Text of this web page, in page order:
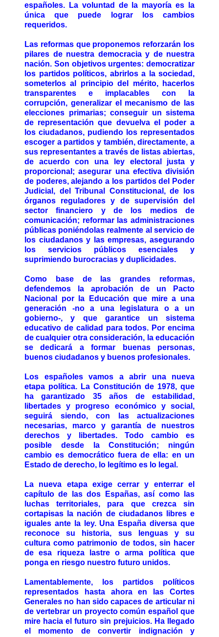
españoles. La voluntad de la mayoría es la
única que puede lograr los cambios
requeridos.
Las reformas que proponemos reforzarán los
pilares de nuestra democracia y de nuestra
nación. Son objetivos urgentes: democratizar
los partidos políticos, abrirlos a la sociedad,
someterlos al principio del mérito, hacerlos
transparentes e implacables con la
corrupción, generalizar el mecanismo de las
elecciones primarias; conseguir un sistema
de representación que devuelva el poder a
los ciudadanos, pudiendo los representados
escoger a partidos y también, directamente, a
sus representantes a través de listas abiertas,
de acuerdo con una ley electoral justa y
proporcional; asegurar una efectiva división
de poderes, alejando a los partidos del Poder
Judicial, del Tribunal Constitucional, de los
órganos reguladores y de supervisión del
sector financiero y de los medios de
comunicación; reformar las administraciones
públicas poniéndolas realmente al servicio de
los ciudadanos y las empresas, asegurando
los servicios públicos esenciales y
suprimiendo burocracias y duplicidades.
Como base de las grandes reformas,
defendemos la aprobación de un Pacto
Nacional por la Educación que mire a una
generación -no a una legislatura o a un
gobierno-, y que garantice un sistema
educativo de calidad para todos. Por encima
de cualquier otra consideración, la educación
se dedicará a formar buenas personas,
buenos ciudadanos y buenos profesionales.
Los españoles vamos a abrir una nueva
etapa política. La Constitución de 1978, que
ha garantizado 35 años de estabilidad,
libertades y progreso económico y social,
seguirá siendo, con las actualizaciones
necesarias, marco y garantía de nuestros
derechos y libertades. Todo cambio es
posible desde la Constitución; ningún
cambio es democrático fuera de ella: en un
Estado de derecho, lo legítimo es lo legal.
La nueva etapa exige cerrar y enterrar el
capítulo de las dos Españas, así como las
luchas territoriales, para que crezca sin
cortapisas la nación de ciudadanos libres e
iguales ante la ley. Una España diversa que
reconoce su historia, sus lenguas y su
cultura como patrimonio de todos, sin hacer
de esa riqueza lastre o arma política que
ponga en riesgo nuestro futuro unidos.
Lamentablemente, los partidos políticos
representados hasta ahora en las Cortes
Generales no han sido capaces de articular ni
de vertebrar un proyecto común español que
mire hacia el futuro sin prejuicios. Ha llegado
el momento de convertir indignación y